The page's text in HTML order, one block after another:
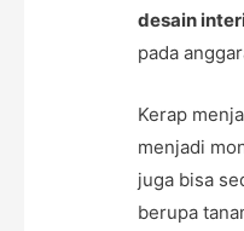
desain
pada
Kerap
menjadi
juga bisa
berupa